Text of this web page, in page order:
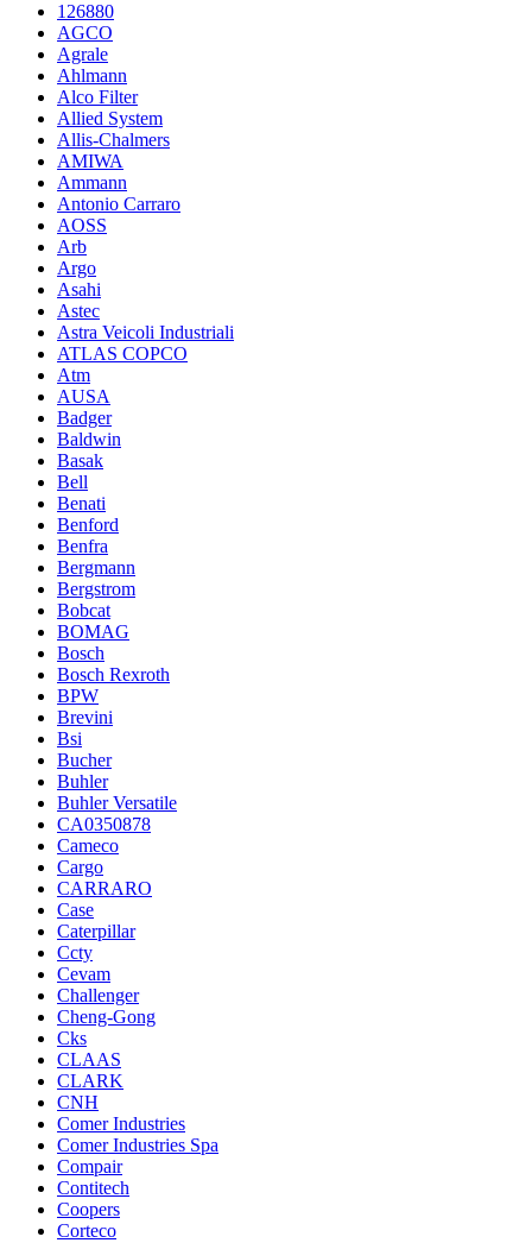
126880
AGCO
Agrale
Ahlmann
Alco Filter
Allied System
Allis-Chalmers
AMIWA
Ammann
Antonio Carraro
AOSS
Arb
Argo
Asahi
Astec
Astra Veicoli Industriali
ATLAS COPCO
Atm
AUSA
Badger
Baldwin
Basak
Bell
Benati
Benford
Benfra
Bergmann
Bergstrom
Bobcat
BOMAG
Bosch
Bosch Rexroth
BPW
Brevini
Bsi
Bucher
Buhler
Buhler Versatile
CA0350878
Cameco
Cargo
CARRARO
Case
Caterpillar
Ccty
Cevam
Challenger
Cheng-Gong
Cks
CLAAS
CLARK
CNH
Comer Industries
Comer Industries Spa
Compair
Contitech
Coopers
Corteco